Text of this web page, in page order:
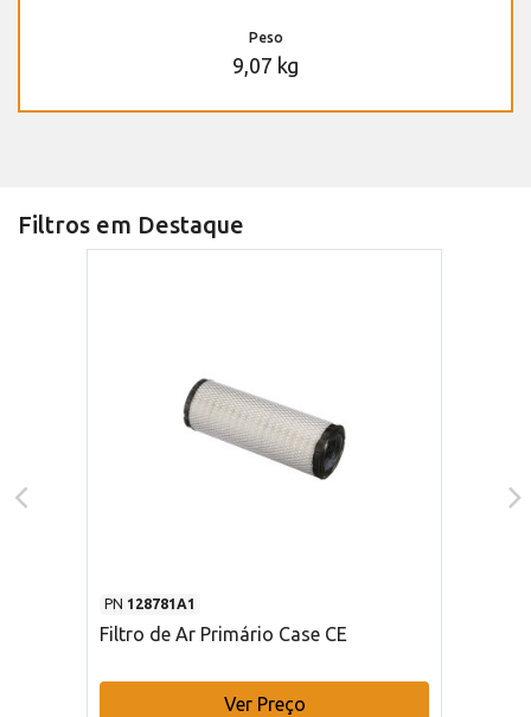
Peso
9,07 kg
Filtros em Destaque
PN 128781A1
Filtro de Ar Primário Case CE
Ver Preço